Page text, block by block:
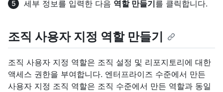
세부 정보를 입력한 다음 역할 만들기를 클릭합니다.
조직 사용자 지정 역할 만들기
조직 사용자 지정 역할은 조직 설정 및 리포지토리에 대한
액세스 권한을 부여합니다. 엔터프라이즈 수준에서 만든
사용자 지정 조직 역할은 조직 수준에서 만든 역할과 동일